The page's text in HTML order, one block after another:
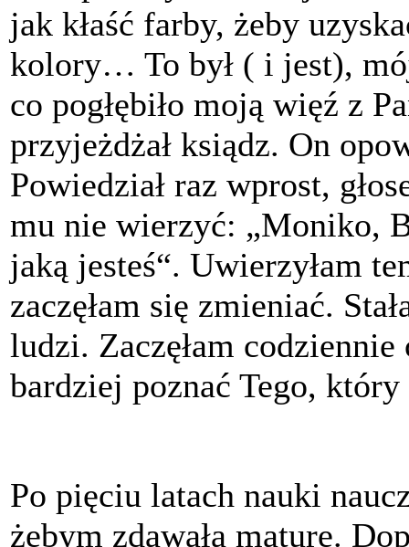
jak kłaść farby, żeby
kolory… To był ( i jest),
co pogłębiło moją więź z
przyjeżdżał ksiądz. On
Powiedział raz wprost,
mu nie wierzyć: „Moniko,
jaką jesteś“. Uwierzyłam
zaczęłam się zmieniać.
ludzi. Zaczęłam
bardziej poznać Tego,
Po pięciu latach nauki
żebym zdawała maturę.